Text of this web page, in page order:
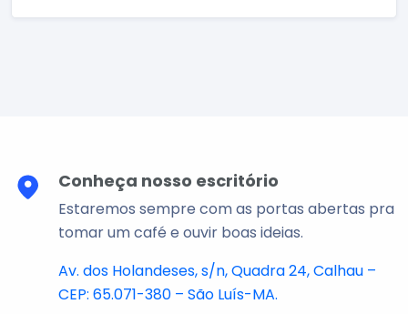
Conheça nosso escritório
Estaremos sempre com as portas abertas pra
tomar um café e ouvir boas ideias.
Av. dos Holandeses, s/n, Quadra 24, Calhau –
CEP: 65.071-380 – São Luís-MA.